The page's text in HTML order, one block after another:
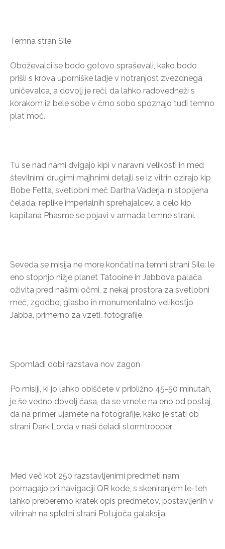
Temna stran Sile
Oboževalci se bodo gotovo spraševali, kako bodo
prišli s krova uporniške ladje v notranjost zvezdnega
uničevalca, a dovolj je reči, da lahko radovedneži s
korakom iz bele sobe v črno sobo spoznajo tudi temno
plat moč.
Tu se nad nami dvigajo kipi v naravni velikosti in med
številnimi drugimi majhnimi detajli se iz vitrin ozirajo kip
Bobe Fetta, svetlobni meč Dartha Vaderja in stopljena
čelada, replike imperialnih sprehajalcev, a celo kip
kapitana Phasme se pojavi v armada temne strani.
Seveda se misija ne more končati na temni strani Sile: le
eno stopnjo nižje planet Tatooine in Jabbova palača
oživita pred našimi očmi, z nekaj prostora za svetlobni
meč, zgodbo, glasbo in monumentalno velikostjo
Jabba, primerno za vzeti. fotografije.
Spomladi dobi razstava nov zagon
Po misiji, ki jo lahko obiščete v približno 45-50 minutah,
je še vedno dovolj časa, da se vrnete na eno od postaj,
da na primer ujamete na fotografije, kako je stati ob
strani Dark Lorda v naši čeladi stormtrooper.
Med več kot 250 razstavljenimi predmeti nam
pomagajo pri navigaciji QR kode, s skeniranjem le-teh
lahko preberemo kratek opis predmetov, postavljenih v
vitrinah na spletni strani Potujoča galaksija.